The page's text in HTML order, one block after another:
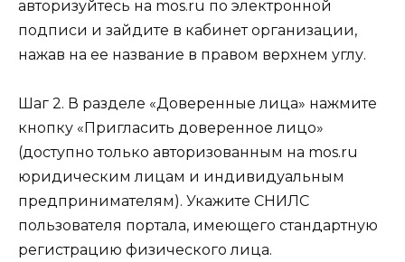
авторизуйтесь на mos.ru по электронной
подписи и зайдите в кабинет организации,
нажав на ее название в правом верхнем углу.
Шаг 2. В разделе «Доверенные лица» нажмите
кнопку «Пригласить доверенное лицо»
(доступно только авторизованным на mos.ru
юридическим лицам и индивидуальным
предпринимателям). Укажите СНИЛС
пользователя портала, имеющего стандартную
регистрацию физического лица.